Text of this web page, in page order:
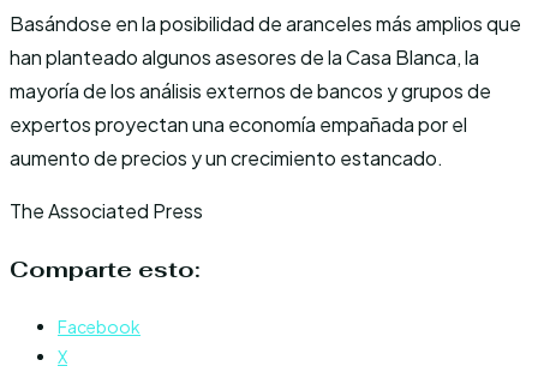
Basándose en la posibilidad de aranceles más amplios que
han planteado algunos asesores de la Casa Blanca, la
mayoría de los análisis externos de bancos y grupos de
expertos proyectan una economía empañada por el
aumento de precios y un crecimiento estancado.
The Associated Press
Comparte esto:
Facebook
X